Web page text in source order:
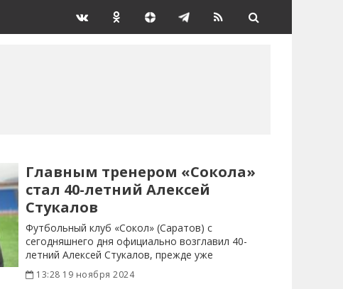
Главным тренером «Сокола»
стал 40-летний Алексей
Стукалов
Футбольный клуб «Сокол» (Саратов) с
сегодняшнего дня официально возглавил 40-
летний Алексей Стукалов, прежде уже
работавший с
13:28 19 ноября 2024